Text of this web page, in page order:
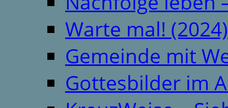
Warte mal! (2024)
Gemeinde mit
Gottesbilder im